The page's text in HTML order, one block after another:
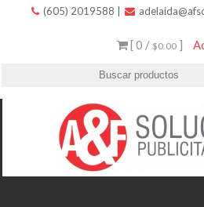
(605) 2019588
[ 0 / $0.00]